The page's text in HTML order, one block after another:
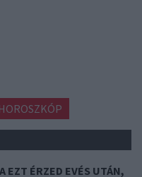
HOROSZKÓP
EZT ÉRZED EVÉS UTÁN,